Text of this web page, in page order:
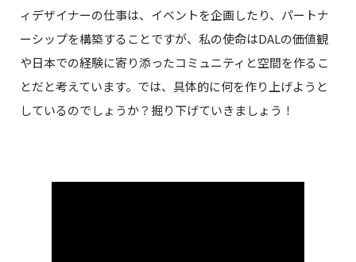
ィデザイナーの仕事は、イベントを企画したり、パートナ
ーシップを構築することですが、私の使命はDALの価値観
や日本での経験に寄り添ったコミュニティと空間を作るこ
とだと考えています。では、具体的に何を作り上げようと
しているのでしょうか？掘り下げていきましょう！